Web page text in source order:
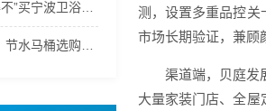
测，设置多重品控关
市场长期验证，兼顾
渠道端，贝庭发
大量家装门店、全屋